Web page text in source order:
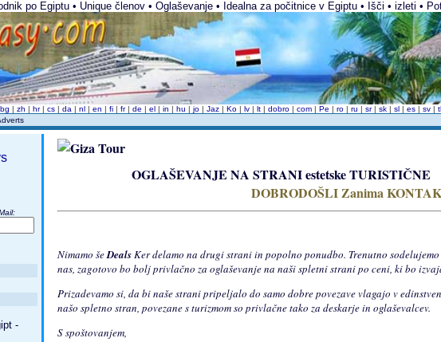
po Egiptu • Unique členov • Oglaševanje • Idealna za počitnice v Egiptu • Išči • izleti •
bg | zh | hr | cs | da | nl | en | fi | fr | de | el | in | hu | jo | Jaz | Ko | lv | lt | dobro | com | Pe | ro | ru | sr | sk | sl | es | sv |
OGLAŠEVANJE NA STRANI estetske TURISTIČNE
DOBRODOŠLI Zanima
Nimamo šeDealsKer delamo na drugi strani in popolno ponudbo. Trenutno sodelujemo
nas, zagotovo bo bolj privlačno za oglaševanje na naši spletni strani po ceni, ki bo
Prizadevamo si, da bi naše strani pripeljalo do samo dobre povezave vlagajo v
našo spletno stran, povezane s turizmom so privlačne tako za deskarje in oglaševalcev.
S spoštovanjem,